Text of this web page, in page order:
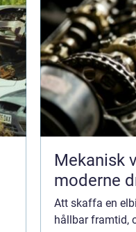
Mekanisk
moderne
Att skaffa en
hållbar framtid,